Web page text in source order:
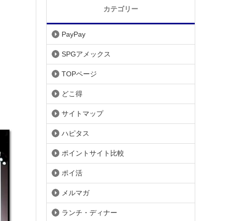
カテゴリー
PayPay
SPGアメックス
TOPページ
どこ得
サイトマップ
ハピタス
ポイントサイト比較
ポイ活
メルマガ
ランチ・ディナー